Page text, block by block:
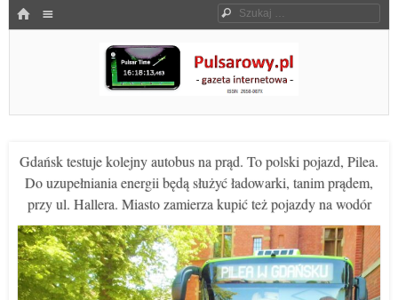
HOME Szukaj
Pulsarowy.pl
Gdańsk testuje kolejny autobus na prąd. To polski pojazd, Pilea.
Do uzupełniania energii będą służyć ładowarki, tanim prądem,
przy ul. Hallera. Miasto zamierza kupić też pojazdy na wodór